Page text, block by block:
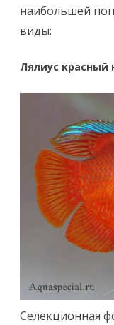
наибольшей
виды:
Лялиус красный
Селекционная